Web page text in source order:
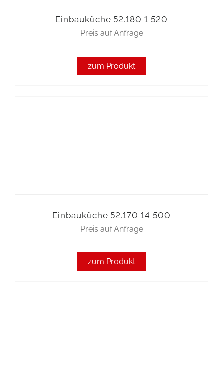
Einbauküche 52.180 1 520
Preis auf Anfrage
zum Produkt
Einbauküche 52.170 14 500
Preis auf Anfrage
zum Produkt